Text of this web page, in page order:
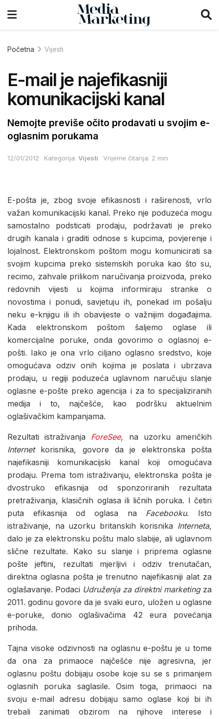
Početna Vijesti
E-mail je najefikasniji
komunikacijski kanal
Nemojte previše očito prodavati u svojim e-
oglasnim porukama
12/01/2012 Kategorija: Vijesti Vrijeme čitanja: 2 min
E-pošta je, zbog svoje efikasnosti i raširenosti, vrlo
važan komunikacijski kanal. Preko nje poduzeća mogu
samostalno podsticati prodaju, podržavati je preko
drugih kanala i graditi odnose s kupcima, povjerenje i
lojalnost. Elektronskom poštom mogu komunicirati sa
svojim kupcima preko sistemskih poruka kao što su,
recimo, zahvale prilikom naručivanja proizvoda, preko
redovnih vijesti u kojima informiraju stranke o
novostima i ponudi, savjetuju ih, ponekad im pošalju
neku e-knjigu ili ih obavijeste o važnijim događajima.
Kada elektronskom poštom šaljemo oglase ili
komercijalne poruke, onda govorimo o oglasnoj e-
pošti. Iako je ona vrlo ciljano oglasno sredstvo, koje
omogućava odziv onih kojima je poslata i ubrzava
prodaju, u regiji poduzeća uglavnom naručuju slanje
oglasne e-pošte preko agencija i za to specijaliziranih
medija i to, najčešće, kao podršku aktuelnim
oglašivačkim kampanjama.
Rezultati istraživanja ForeSee, na uzorku američkih
Internetkorisnika, govore da je elektronska pošta
najefikasniji komunikacijski kanal koji omogućava
prodaju. Prema tom istraživanju, elektronska pošta je
dvostruko efikasnija od sponzoriranih rezultata
pretraživanja, klasičnih oglasa ili ličnih poruka. I četiri
puta efikasnija od oglasa na Facebooku. Isto
istraživanje, na uzorku britanskih korisnika Interneta,
dalo je za elektronsku poštu malo slabije, ali uglavnom
slične rezultate. Kako su slanje i priprema oglasne
pošte jeftini, rezultati mjerljivi i odziv trenutačan,
direktna oglasna pošta je trenutno najefikasniji alat za
oglašavanje. Podaci Udruženja za direktni marketingza
2011. godinu govore da je svaki euro, uložen u oglasne
e-poruke, donio oglašivačima 42 eura povećanja
prihoda.
Tajna visoke odzivnosti na oglasnu e-poštu je u tome
da ona za primaoce najčešće nije agresivna, jer
oglasnu poštu dobijaju osobe koje su se s primanjem
oglasnih poruka saglasile. Osim toga, primaoci na
svoju e-mail adresu dobijaju samo oglase koji bi ih
trebali zanimati obzirom na njihove interese i